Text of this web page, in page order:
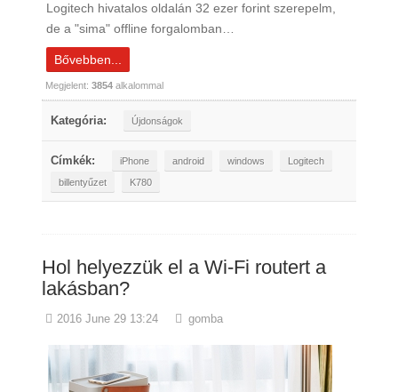
Logitech hivatalos oldalán 32 ezer forint szerepelm,
de a "sima" offline forgalomban…
Bővebben...
Megjelent: 3854alkalommal
Kategória: Újdonságok
Címkék: iPhone android windows
Logitech
billentyűzet
K780
Hol helyezzük el a Wi-Fi routert a
lakásban?
2016 June 29 13:24 gomba